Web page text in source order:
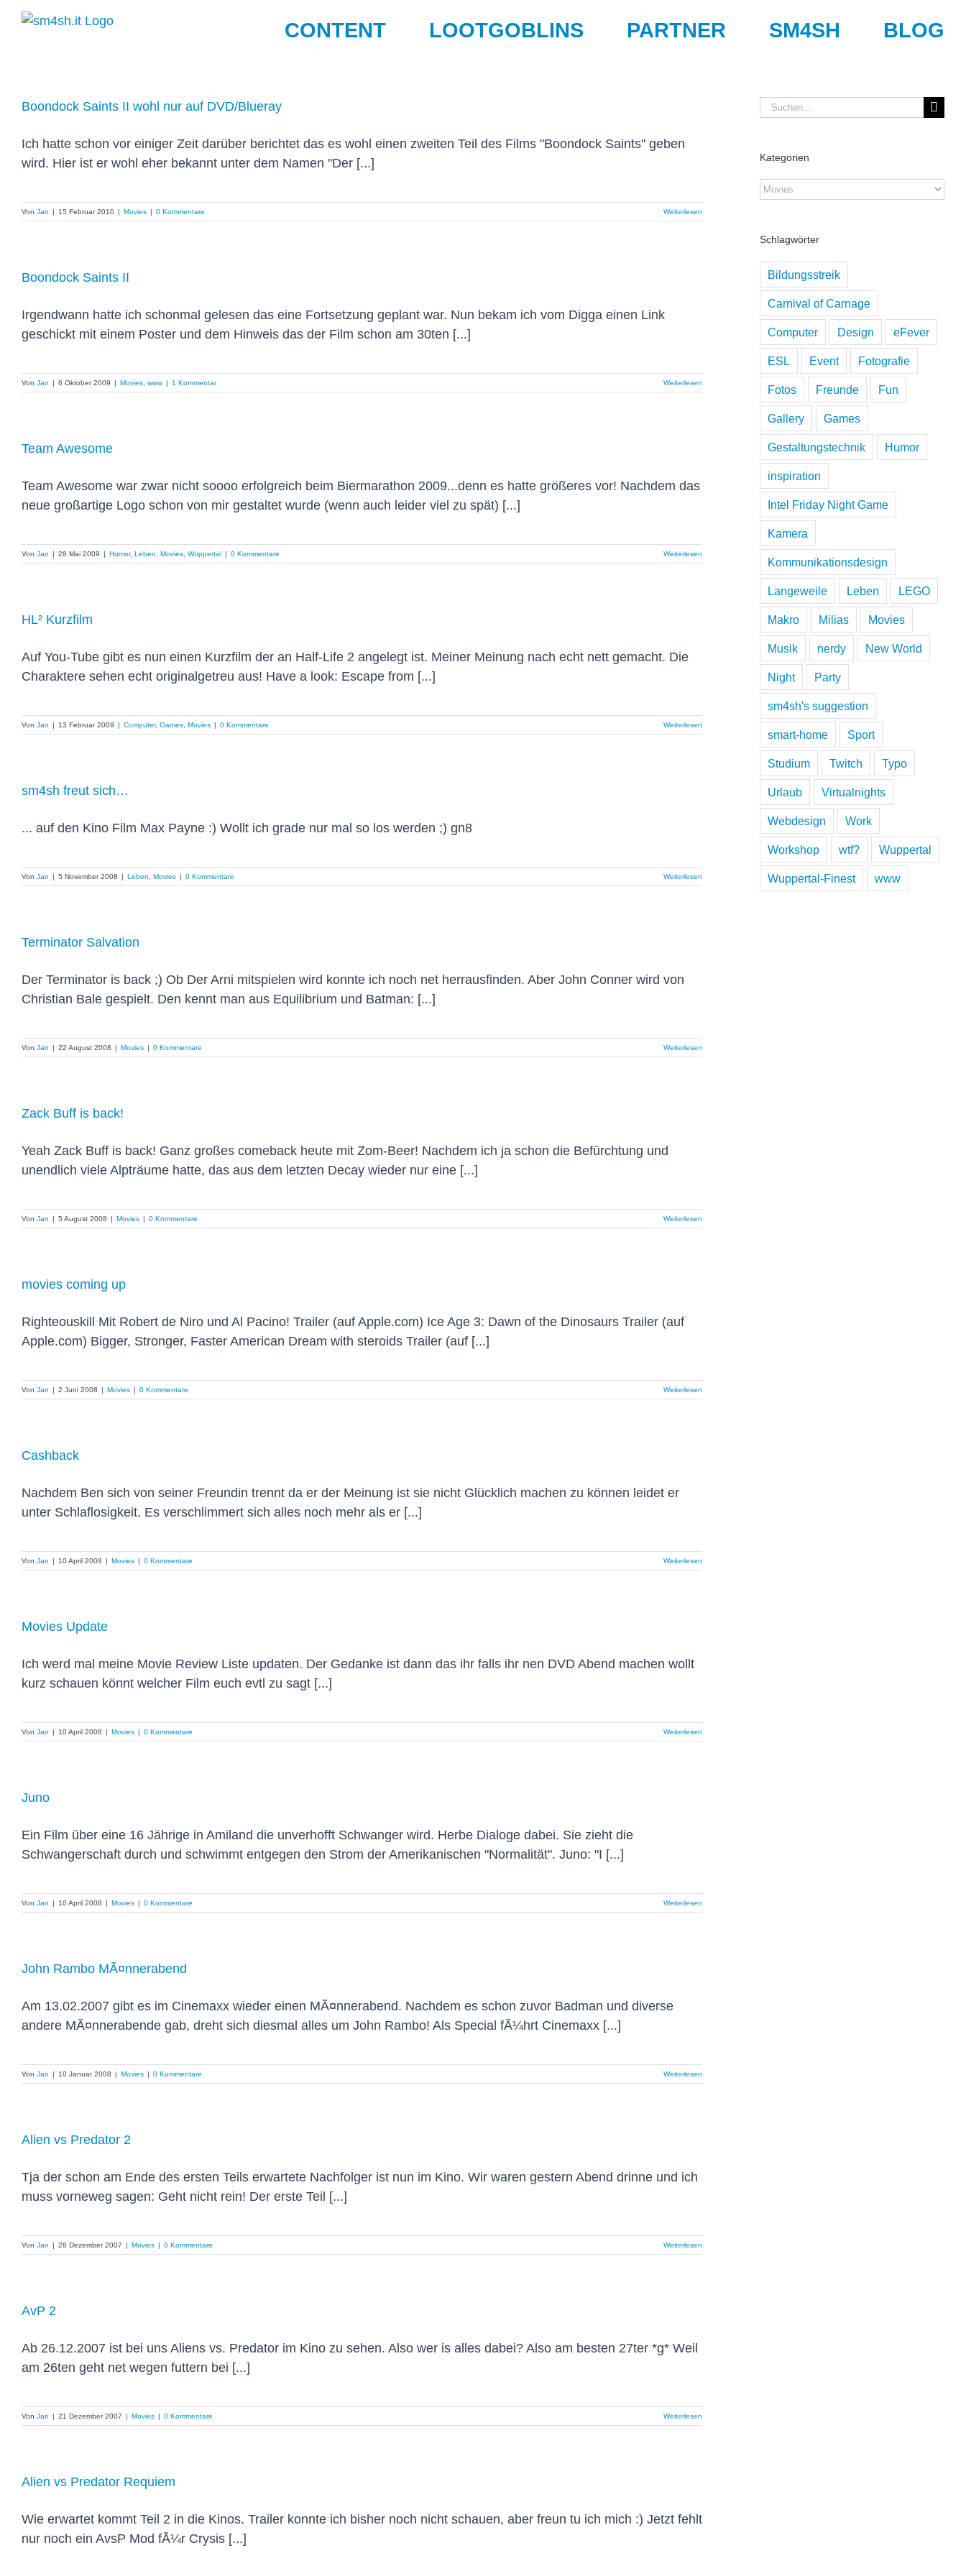
Zum
CONTENT LOOTGOBLINS PARTNER SM4SH BLOG
Boondock Saints II wohl nur auf DVD/Blueray
Ich hatte schon vor einiger Zeit darüber berichtet das es wohl einen zweiten Teil des Films "Boondock Saints" geben
wird. Hier ist er wohl eher bekannt unter dem Namen "Der [...]
Von Jan | 15 Februar 2010 | Movies | 0 Kommentare Weiterlesen
Boondock Saints II
Irgendwann hatte ich schonmal gelesen das eine Fortsetzung geplant war. Nun bekam ich vom Digga einen Link
geschickt mit einem Poster und dem Hinweis das der Film schon am 30ten [...]
Von Jan | 6 Oktober 2009 | Movies www | 1 Kommentar Weiterlesen
Team Awesome
Team Awesome war zwar nicht soooo erfolgreich beim Biermarathon 2009...denn es hatte größeres vor! Nachdem das
neue großartige Logo schon von mir gestaltet wurde (wenn auch leider viel zu spät) [...]
Von Jan | 28 Mai 2009 | Humor, Leben Movies Wuppertal | 0 Kommentare Weiterlesen
HL² Kurzfilm
Auf You-Tube gibt es nun einen Kurzfilm der an Half-Life 2 angelegt ist. Meiner Meinung nach echt nett gemacht. Die
Charaktere sehen echt originalgetreu aus! Have a look: Escape from [...]
Von Jan | 13 Februar 2009 | Computer, Games Movies | 0 Kommentare Weiterlesen
sm4sh freut sich…
... auf den Kino Film Max Payne :) Wollt ich grade nur mal so los werden ;) gn8
Von Jan | 5 November 2008 | Leben Movies | 0 Kommentare Weiterlesen
Terminator Salvation
Der Terminator is back ;) Ob Der Arni mitspielen wird konnte ich noch net herrausfinden. Aber John Conner wird von
Christian Bale gespielt. Den kennt man aus Equilibrium und Batman: [...]
Von Jan | 22 August 2008 | Movies | 0 Kommentare Weiterlesen
Zack Buff is back!
Yeah Zack Buff is back! Ganz großes comeback heute mit Zom-Beer! Nachdem ich ja schon die Befürchtung und
unendlich viele Alpträume hatte, das aus dem letzten Decay wieder nur eine [...]
Von Jan | 5 August 2008 | Movies | 0 Kommentare Weiterlesen
movies coming up
Righteouskill Mit Robert de Niro und Al Pacino! Trailer (auf Apple.com) Ice Age 3: Dawn of the Dinosaurs Trailer (auf
Apple.com) Bigger, Stronger, Faster American Dream with steroids Trailer (auf [...]
Von Jan | 2 Juni 2008 | Movies | 0 Kommentare Weiterlesen
Cashback
Nachdem Ben sich von seiner Freundin trennt da er der Meinung ist sie nicht Glücklich machen zu können leidet er
unter Schlaflosigkeit. Es verschlimmert sich alles noch mehr als er [...]
Von Jan | 10 April 2008 | Movies | 0 Kommentare Weiterlesen
Movies Update
Ich werd mal meine Movie Review Liste updaten. Der Gedanke ist dann das ihr falls ihr nen DVD Abend machen wollt
kurz schauen könnt welcher Film euch evtl zu sagt [...]
Von Jan | 10 April 2008 | Movies | 0 Kommentare Weiterlesen
Juno
Ein Film über eine 16 Jährige in Amiland die unverhofft Schwanger wird. Herbe Dialoge dabei. Sie zieht die
Schwangerschaft durch und schwimmt entgegen den Strom der Amerikanischen "Normalität". Juno: "I [...]
Von Jan | 10 April 2008 | Movies | 0 Kommentare Weiterlesen
John Rambo MÃ¤nnerabend
Am 13.02.2007 gibt es im Cinemaxx wieder einen MÃ¤nnerabend. Nachdem es schon zuvor Badman und diverse
andere MÃ¤nnerabende gab, dreht sich diesmal alles um John Rambo! Als Special fÃ¼hrt Cinemaxx [...]
Von Jan | 10 Januar 2008 | Movies | 0 Kommentare Weiterlesen
Alien vs Predator 2
Tja der schon am Ende des ersten Teils erwartete Nachfolger ist nun im Kino. Wir waren gestern Abend drinne und ich
muss vorneweg sagen: Geht nicht rein! Der erste Teil [...]
Von Jan | 28 Dezember 2007 | Movies | 0 Kommentare Weiterlesen
AvP 2
Ab 26.12.2007 ist bei uns Aliens vs. Predator im Kino zu sehen. Also wer is alles dabei? Also am besten 27ter *g* Weil
am 26ten geht net wegen futtern bei [...]
Von Jan | 21 Dezember 2007 | Movies | 0 Kommentare Weiterlesen
Alien vs Predator Requiem
Wie erwartet kommt Teil 2 in die Kinos. Trailer konnte ich bisher noch nicht schauen, aber freun tu ich mich :) Jetzt fehlt
nur noch ein AvsP Mod fÃ¼r Crysis [...]
Suche
Kategorien
Kategorien
Schlagwörter
Bildungsstreik
Carnival of Carnage
Computer Design eFever
ESL Event Fotografie
Fotos Freunde Fun
Gallery Games
Gestaltungstechnik Humor
inspiration
Intel Friday Night Game
Kamera
Kommunikationsdesign
Langeweile Leben LEGO
Makro Milias Movies
Musik nerdy New World
Night Party
sm4sh's suggestion
smart-home Sport
Studium Twitch Typo
Urlaub Virtualnights
Webdesign Work
Workshop wtf? Wuppertal
Wuppertal-Finest www